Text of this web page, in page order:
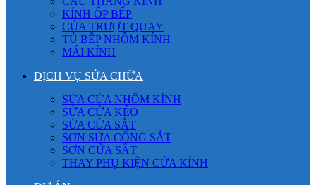
KÍNH ỐP BẾP
CỬA TRƯỢT QUAY
TỦ BẾP NHÔM KÍNH
MÁI KÍNH
DỊCH VỤ SỬA CHỮA
SỬA CỬA NHÔM KÍNH
SỬA CỬA KÉO
SỬA CỬA SẮT
SƠN SỬA CỔNG SẮT
SƠN CỬA SẮT
THAY PHỤ KIỆN CỬA KÍNH